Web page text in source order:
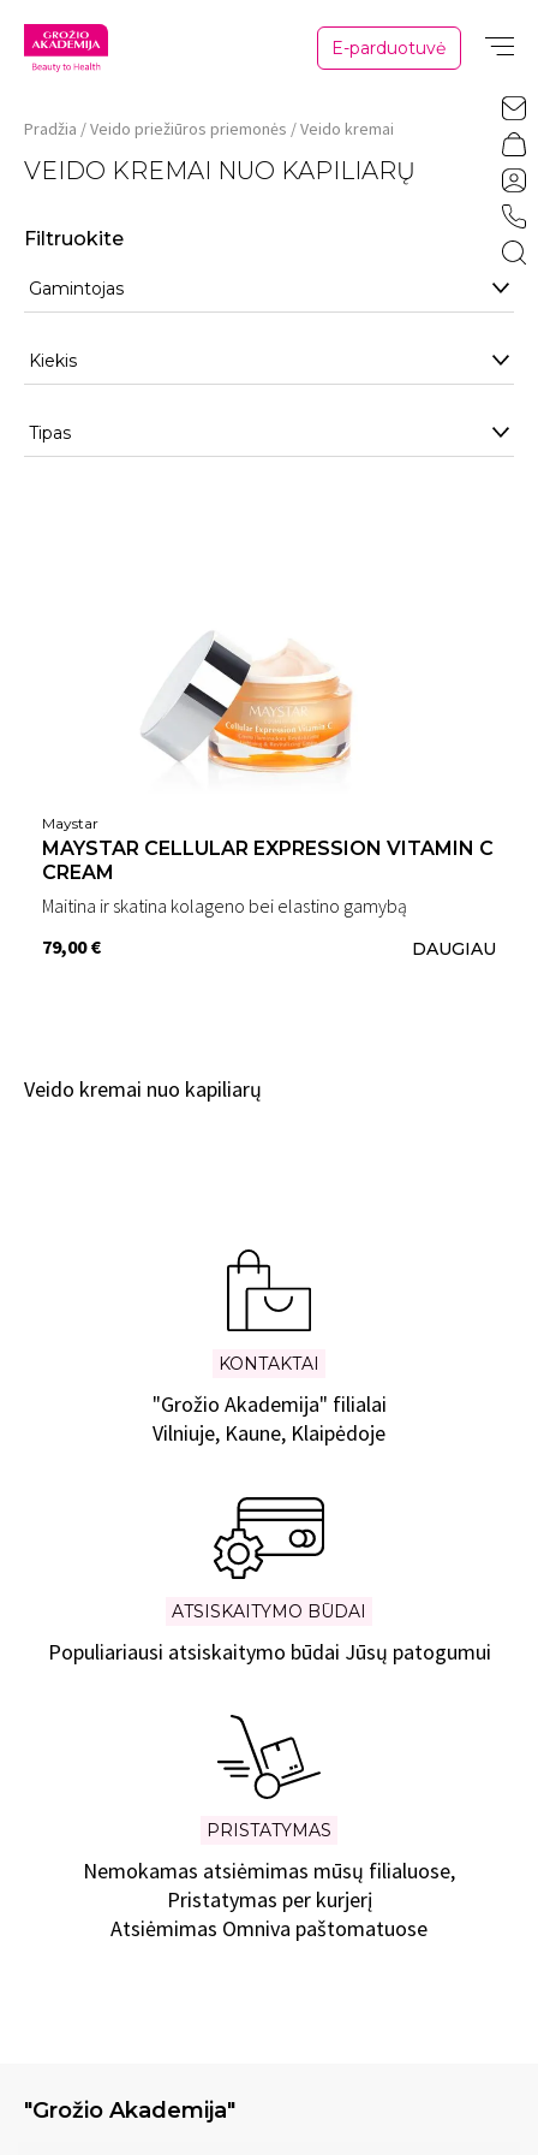
E-parduotuvė
Pradžia Veido priežiūros priemonės Veido kremai
VEIDO KREMAI NUO KAPILIARŲ
Filtruokite
Gamintojas
Kiekis
Tipas
Maystar
MAYSTAR CELLULAR EXPRESSION VITAMIN C
CREAM
Maitina ir skatina kolageno bei elastino gamybą
79,00 €
DAUGIAU
Veido kremai nuo kapiliarų
KONTAKTAI
"Grožio Akademija" filialai
Vilniuje, Kaune, Klaipėdoje
ATSISKAITYMO BŪDAI
Populiariausi atsiskaitymo būdai Jūsų patogumui
PRISTATYMAS
Nemokamas atsiėmimas mūsų filialuose,
Pristatymas per kurjerį
Atsiėmimas Omniva paštomatuose
"Grožio Akademija"